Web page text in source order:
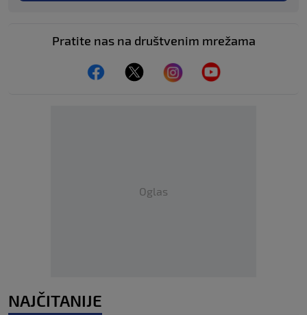
Pratite nas na društvenim mrežama
Oglas
NAJČITANIJE